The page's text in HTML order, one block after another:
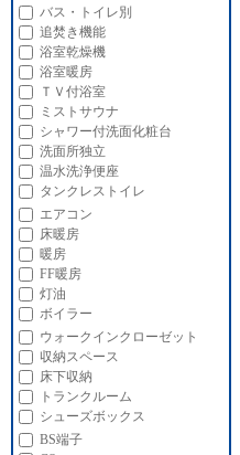
バス・トイレ別
追焚き機能
浴室乾燥機
浴室暖房
ＴＶ付浴室
ミストサウナ
シャワー付洗面化粧台
洗面所独立
温水洗浄便座
タンクレストイレ
エアコン
床暖房
暖房
FF暖房
灯油
ボイラー
ウォークインクローゼット
収納スペース
床下収納
トランクルーム
シューズボックス
BS端子